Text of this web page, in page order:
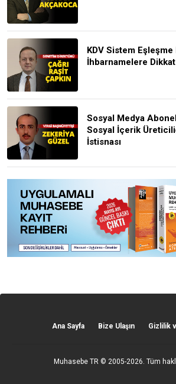
KDV Sistem Eşleşme
İhbarnamelere Dikkat
Sosyal Medya
Sosyal İçerik
İstisnası
Ana Sayfa Bize Ulaşın Gizlilik
Muhasebe TR © 2005-2026. Tüm